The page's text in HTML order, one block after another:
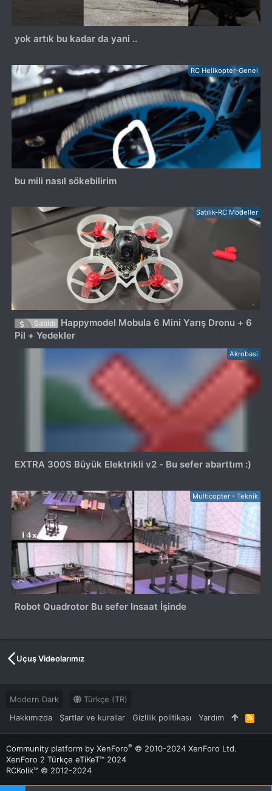
yok artık bu kadar da yani ..
RC Helikopter-Genel
bu mili nasıl sökebilirim
Satılık-RC Modeller
Satıldı
Happymodel Mobula 6 Mini Yarış Dronu + 6
Pil + Yedekler
Akrobasi
EXTRA 300S Büyük Elektrikli v2 - Bu sefer abarttım :)
Multicopter - Teknik
Robot Quadrotor Bu sefer Insaat İşinde
Uçuş Videolarımız
Modern Dark
Türkçe (TR)
Hakkımızda
Şartlar ve kurallar Gizlilik politikası Yardım
R
S
S
Community platform by XenForo® © 2010-2024 XenForo Ltd.
XenForo 2 Türkçe eTiKeT™ 2024
RCKolik™ © 2012-2024